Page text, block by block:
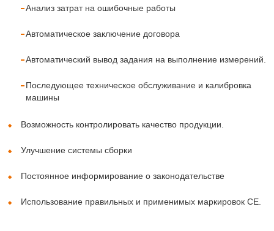
Анализ затрат на ошибочные работы
Автоматическое заключение договора
Автоматический вывод задания на выполнение измерений.
Последующее техническое обслуживание и калибровка
машины
Возможность контролировать качество продукции.
Улучшение системы сборки
Постоянное информирование о законодательстве
Использование правильных и применимых маркировок CE.